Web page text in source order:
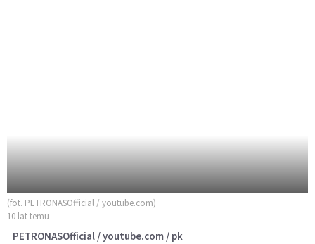
(fot. PETRONASOfficial / youtube.com)
10 lat temu
PETRONASOfficial / youtube.com / pk